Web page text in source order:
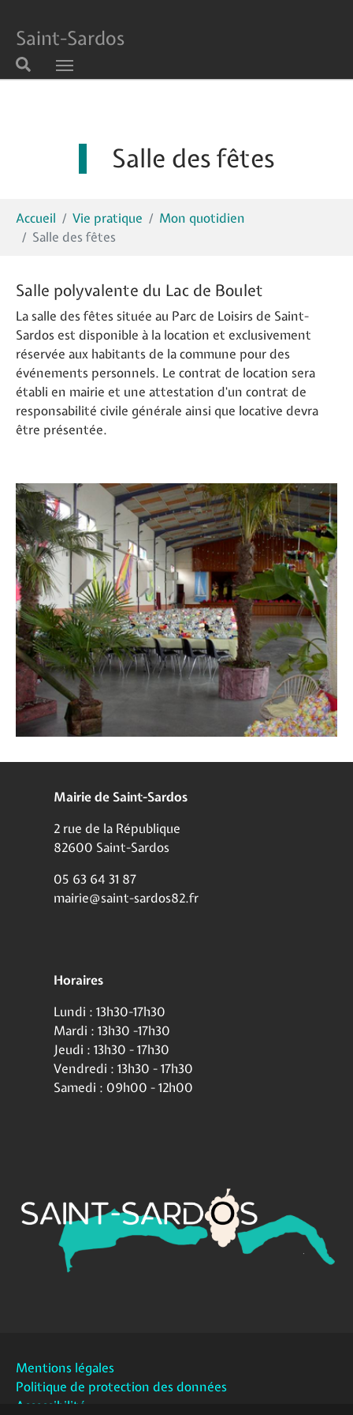
Saint-Sardos
Salle des fêtes
Accueil Vie pratique
Mon quotidien
Salle des fêtes
Salle polyvalente du Lac de Boulet
La salle des fêtes située au Parc de Loisirs de Saint-
Sardos est disponible à la location et exclusivement
réservée aux habitants de la commune pour des
événements personnels. Le contrat de location sera
établi en mairie et une attestation d'un contrat de
responsabilité civile générale ainsi que locative devra
être présentée.
Mairie de Saint-Sardos
2 rue de la République
82600 Saint-Sardos
05 63 64 31 87
mairie@saint-sardos82.fr
Horaires
Lundi : 13h30-17h30
Mardi : 13h30 -17h30
Jeudi : 13h30 - 17h30
Vendredi : 13h30 - 17h30
Samedi : 09h00 - 12h00
Mentions légales
Politique de protection des données
Accessibilité